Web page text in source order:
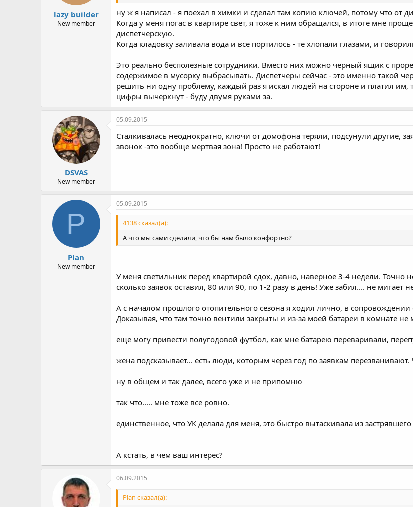
lazy builder
New member
ну ж я написал - я поехал в химки и сделал там копию ключей, потому что от
Когда у меня погас в квартире свет, я тоже к ним обращался, в итоге мне
диспетчерскую.
Когда кладовку заливала вода и все портилось - те хлопали глазами, и
Это реально бесполезные сотрудники. Вместо них можно черный ящик с
содержимое в мусорку выбрасывать. Диспетчеры сейчас - это именно такой
решить ни одну проблему, каждый раз я искал людей на стороне и платил им,
цифры вычеркнут - буду двумя руками за.
DSVAS
New member
05.09.2015
Сталкивалась неоднократно, ключи от домофона теряли, подсунули другие,
звонок -это вообще мертвая зона! Просто не работают!
P
Plan
New member
05.09.2015
4138 сказал(а):
А что мы сами сделали, что бы нам было конфортно?
У меня светильник перед квартирой сдох, давно, наверное 3-4 недели. Точно
сколько заявок оставил, 80 или 90, по 1-2 разу в день! Уже забил.... не мигает
А с началом прошлого отопительного сезона я ходил лично, в
Доказывая, что там точно вентили закрыты и из-за моей батареи в комнате не
еще могу привести полугодовой футбол, как мне батарею переваривали,
жена подсказывает... есть люди, которым через год по заявкам
ну в общем и так далее, всего уже и не припомню
так что..... мне тоже все ровно.
единственное, что УК делала для меня, это быстро вытаскивала из
А кстать, в чем ваш интерес?
06.09.2015
Plan сказал(а):